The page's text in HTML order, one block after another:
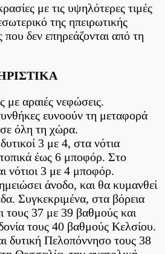
με τις υψηλότερες τιμές
της ηπειρωτικής
δεν επηρεάζονται από τη
με αραιές νεφώσεις.
ευνοούν τη μεταφορά
όλη τη χώρα.
3 με 4, στα νότια
έως 6 μποφόρ. Στο
νότιοι 3 με 4 μποφόρ.
άνοδο, και θα κυμανθεί
Συγκεκριμένα, στα βόρεια
τους 37 με 39 βαθμούς και
τους 40 βαθμούς Κελσίου.
δυτική Πελοπόννησο τους 38